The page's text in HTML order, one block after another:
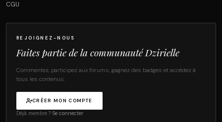
CGU
REJOIGNEZ-NOUS
Faites partie de la communauté Dzirielle
Commentez, participez aux forums, gagnez des badges et accédez à
tous les contenus.
CRÉER MON COMPTE
Déjà membre ? Se connecter